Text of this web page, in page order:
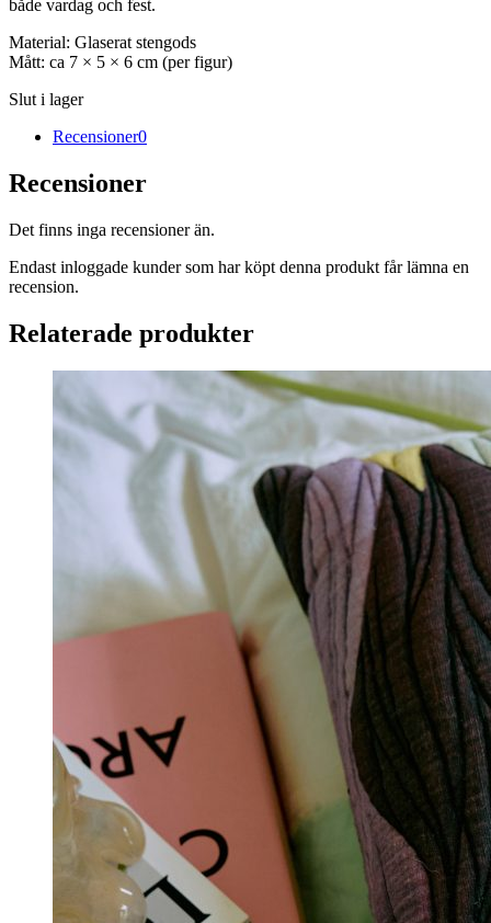
både vardag och fest.
Material: Glaserat stengods
Mått: ca 7 × 5 × 6 cm (per figur)
Slut i lager
Recensioner0
Recensioner
Det finns inga recensioner än.
Endast inloggade kunder som har köpt denna produkt får lämna en
recension.
Relaterade produkter